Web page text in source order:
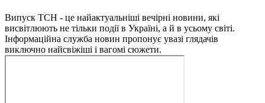
Випуск ТСН - це найактуальніші вечірні новини, які
висвітлюють не тільки події в Україні, а й в усьому світі.
Інформаційна служба новин пропонує увазі глядачів
виключно найсвіжіші і вагомі сюжети.